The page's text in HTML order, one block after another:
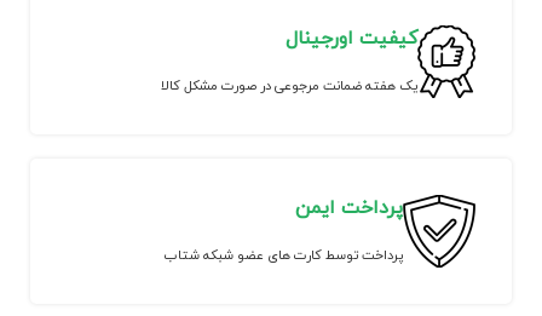
کیفیت اورجینال
یک هفته ضمانت مرجوعی در صورت مشکل کالا
پرداخت ایمن
پرداخت توسط کارت های عضو شبکه شتاب